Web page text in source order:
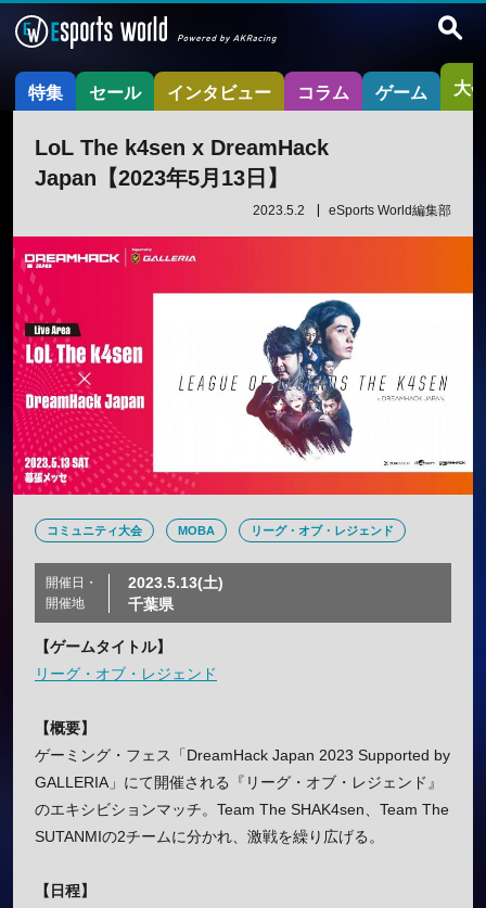
特集 セール インタビュー コラム ゲーム 大
LoL The k4sen x DreamHack
Japan【2023年5月13日】
2023.5.2 eSports World編集部
コミュニティ大会 MOBA リーグ・オブ・レジェンド
開催日・
開催地
2023.5.13(土)
千葉県
【ゲームタイトル】
リーグ・オブ・レジェンド
【概要】
ゲーミング・フェス「DreamHack Japan 2023 Supported by
GALLERIA」にて開催される『リーグ・オブ・レジェンド』
のエキシビションマッチ。Team The SHAK4sen、Team The
SUTANMIの2チームに分かれ、激戦を繰り広げる。
【日程】